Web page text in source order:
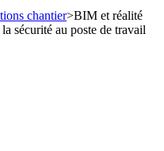
chantier>BIM et réalité
sécurité au poste de travail